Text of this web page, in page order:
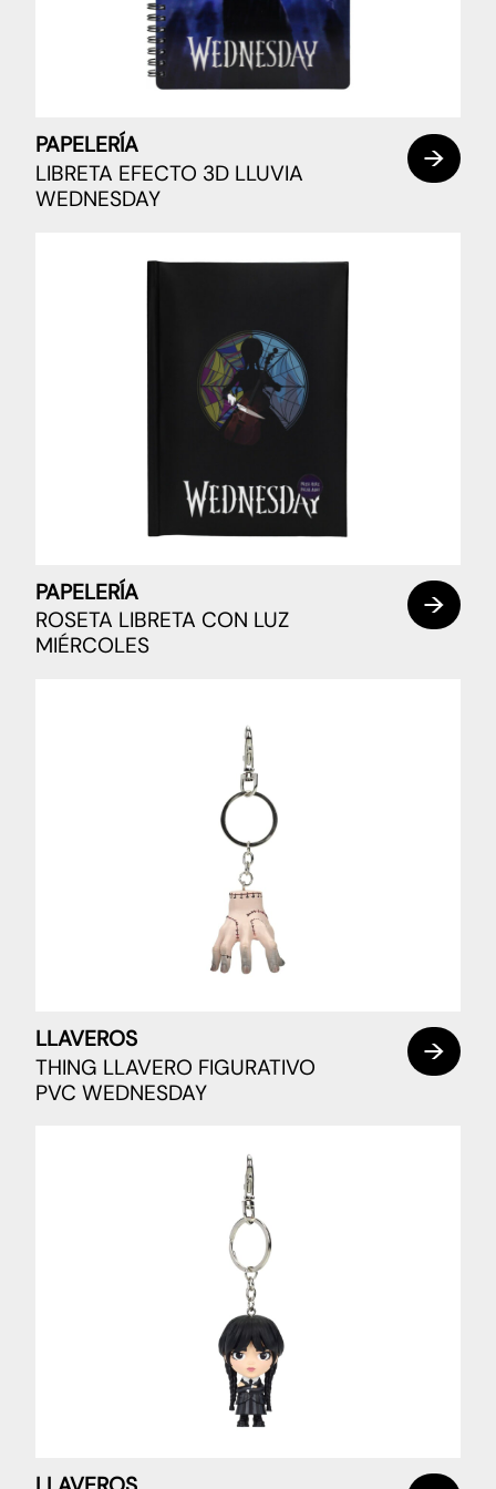
PAPELERÍA
LIBRETA EFECTO 3D LLUVIA
WEDNESDAY
PAPELERÍA
ROSETA LIBRETA CON LUZ
MIÉRCOLES
LLAVEROS
THING LLAVERO FIGURATIVO
PVC WEDNESDAY